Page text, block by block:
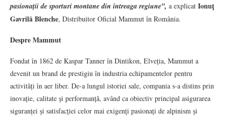
pasionații de sporturi montane din întreaga regiune”, a explicat Ionuț
Gavrilă Blenche, Distribuitor Oficial Mammut în România.
Despre Mammut
Fondat în 1862 de Kaspar Tanner în Dintikon, Elveția, Mammut a
devenit un brand de prestigiu în industria echipamentelor pentru
activități în aer liber. De-a lungul istoriei sale, compania s-a distins prin
inovație, calitate și performanță, având ca obiectiv principal asigurarea
siguranței și satisfacției celor mai exigenți pasionați de alpinism și